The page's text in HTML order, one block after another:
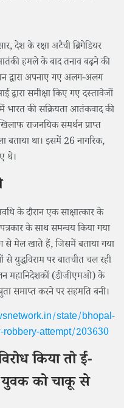
देश के रक्षा अटैची ब्रिगेडियर
हमले के बाद तनाव बढ़ने की
द्वारा अपनाए गए अलग-अलग
द्वारा समीक्षा किए गए दस्तावेजों
की सक्रियता आतंकवाद की
राजनयिक समर्थन प्राप्त
बताया था। इसमें 26 नागरिक,
थे।
के दौरान एक साक्षात्कार के
के साथ समन्वय किया गया
से मेल खाते हैं, जिसमें बताया गया
युद्धविराम पर बातचीत चल रही
महानिदेशकों (डीजीएमओ) के
समाप्त करने पर सहमति बनी।
state/bhopal-
attempt/203630
किया तो ई-
युवक को चाकू से